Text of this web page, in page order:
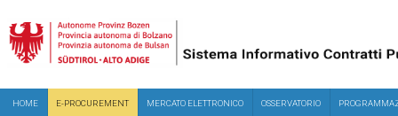
HOME E-PROCUREMENT MERCATO ELETTRONICO OSSERVATORIO